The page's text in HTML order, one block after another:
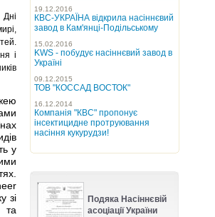
і
у
зі
та
19.12.2016
КВС-УКРАЇНА відкрила насіннєвий
завод в Кам'янці-Подільському
15.02.2016
KWS - побудує насіннєвий завод в
Україні
09.12.2015
ТОВ "КОССАД ВОСТОК"
16.12.2014
Компанія "КВС" пропонує
інсектицидне протруювання
насіння кукурудзи!
Подяка Насіннєвій
асоціації України